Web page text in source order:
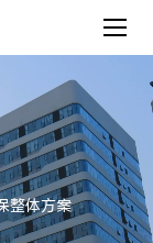
整体方案